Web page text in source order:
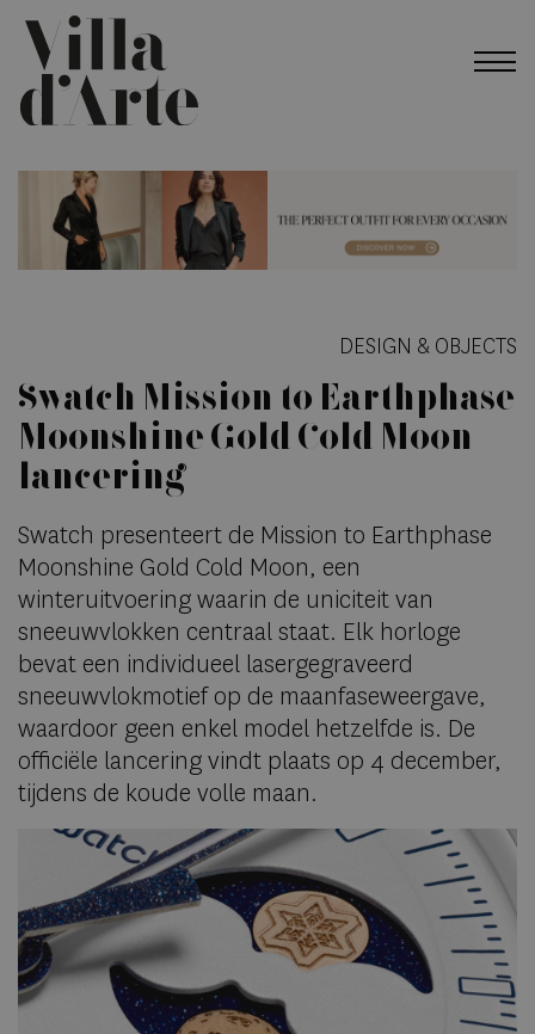
DESIGN & OBJECTS
Swatch Mission to Earthphase
Moonshine Gold Cold Moon
lancering
Swatch presenteert de Mission to Earthphase
Moonshine Gold Cold Moon, een
winteruitvoering waarin de uniciteit van
sneeuwvlokken centraal staat. Elk horloge
bevat een individueel lasergegraveerd
sneeuwvlokmotief op de maanfaseweergave,
waardoor geen enkel model hetzelfde is. De
officiële lancering vindt plaats op 4 december,
tijdens de koude volle maan.